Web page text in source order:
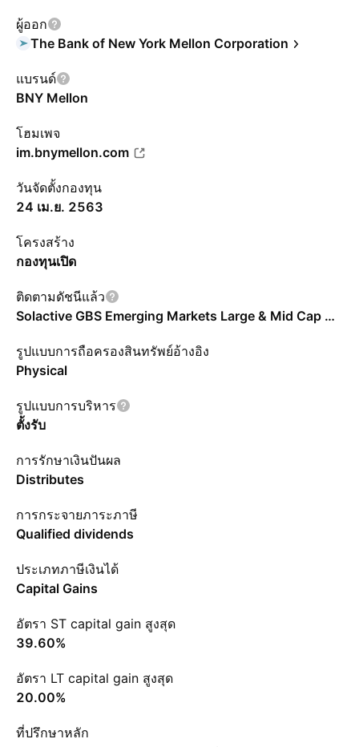
ผู้ออก
The Bank of New York Mellon Corporation
แบรนด์
BNY Mellon
โฮมเพจ
im.bnymellon.com
วันจัดตั้งกองทุน
24 เม.ย. 2563
โครงสร้าง
กองทุนเปิด
ติดตามดัชนีแล้ว
Solactive GBS Emerging Markets Large & Mid Cap USD Index - Benchmark TR Gross
รูปแบบการถือครองสินทรัพย์อ้างอิง
Physical
รูปแบบการบริหาร
ตั้งรับ
การรักษาเงินปันผล
Distributes
การกระจายภาระภาษี
Qualified dividends
ประเภทภาษีเงินได้
Capital Gains
อัตรา ST capital gain สูงสุด
39.60%
อัตรา LT capital gain สูงสุด
20.00%
ที่ปรึกษาหลัก